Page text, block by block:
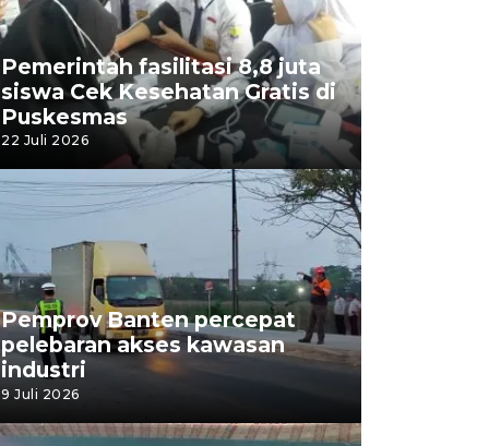
Pemerintah fasilitasi 8,8 juta
siswa Cek Kesehatan Gratis di
Puskesmas
22 Juli 2026
Pemprov Banten percepat
pelebaran akses kawasan
industri
9 Juli 2026